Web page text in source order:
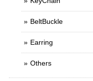
BeltBuckle
Earring
Others